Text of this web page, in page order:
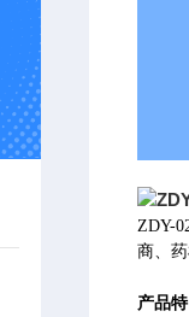
ZDY-
商、
产品